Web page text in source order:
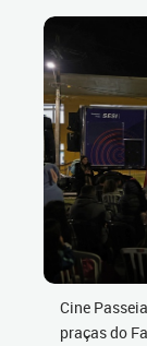
Cine
praças do